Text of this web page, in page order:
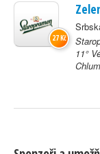
11°
27 Kč